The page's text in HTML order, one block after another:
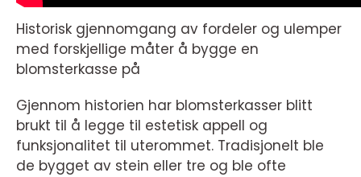
Historisk gjennomgang av fordeler og ulemper
med forskjellige måter å bygge en
blomsterkasse på
Gjennom historien har blomsterkasser blitt
brukt til å legge til estetisk appell og
funksjonalitet til uterommet. Tradisjonelt ble
de bygget av stein eller tre og ble ofte